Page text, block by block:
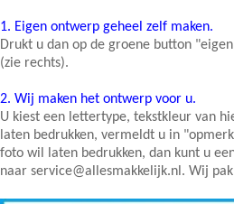
1. Eigen ontwerp geheel zelf maken.
Drukt u dan op de groene button
(zie rechts).
2. Wij maken het ontwerp voor u.
U kiest een lettertype, tekstkleur van
laten bedrukken, vermeldt u in
foto wil laten bedrukken, dan kunt u
naar service@allesmakkelijk.nl. Wij